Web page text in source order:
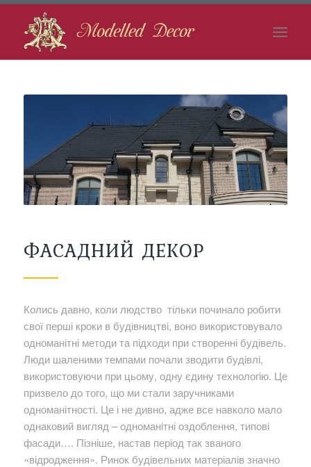
ФАСАДНИЙ ДЕКОР
Колись давно, коли людство тільки починало робити
свої перші кроки в будівництві, воно використовувало
одноманітні методи та підходи при створенні будівель.
Люди шаленими темпами почали зводити будівлі,
використовуючи при цьому, одну єдину технологію. Це
призвело до того, що ми стали заручниками
одноманітності. Це і не дивно, адже все навколо мало
однаковий вигляд – одноманітні оздоблення, типові
фасади…. Пізніше, настав період так званого
«відродження». Ринок будівельних матеріалів значно